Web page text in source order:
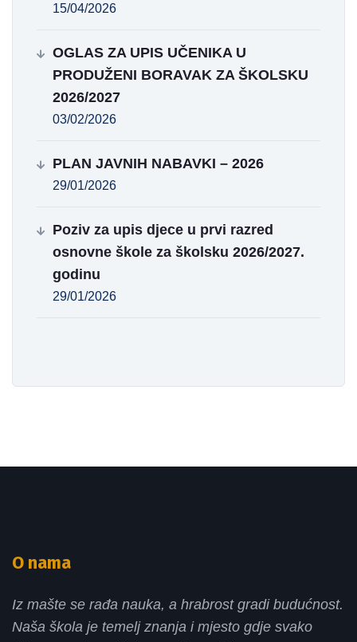
15/04/2026
OGLAS ZA UPIS UČENIKA U
PRODUŽENI BORAVAK ZA ŠKOLSKU
2026/2027
03/02/2026
PLAN JAVNIH NABAVKI – 2026
29/01/2026
Poziv za upis djece u prvi razred
osnovne škole za školsku 2026/2027.
godinu
29/01/2026
O nama
Iz mašte se rađa nauka, a hrabrost gradi budućnost.
Naša škola je temelj znanja i mjesto gdje svako